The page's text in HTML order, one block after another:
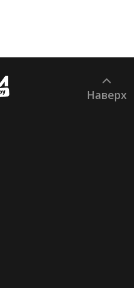
Наверх